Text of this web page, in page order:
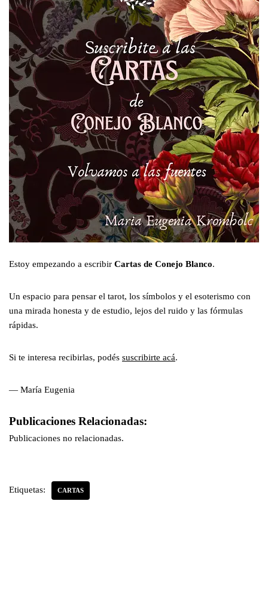
Estoy empezando a escribir Cartas de Conejo Blanco.
Un espacio para pensar el tarot, los símbolos y el esoterismo con
una mirada honesta y de estudio, lejos del ruido y las fórmulas
rápidas.
Si te interesa recibirlas, podés suscribirte acá.
— María Eugenia
Publicaciones Relacionadas:
Publicaciones no relacionadas.
Etiquetas: CARTAS